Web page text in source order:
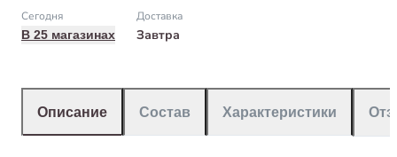
Сегодня
В 25 магазинах
Доставка
Завтра
Описание Состав Характеристики